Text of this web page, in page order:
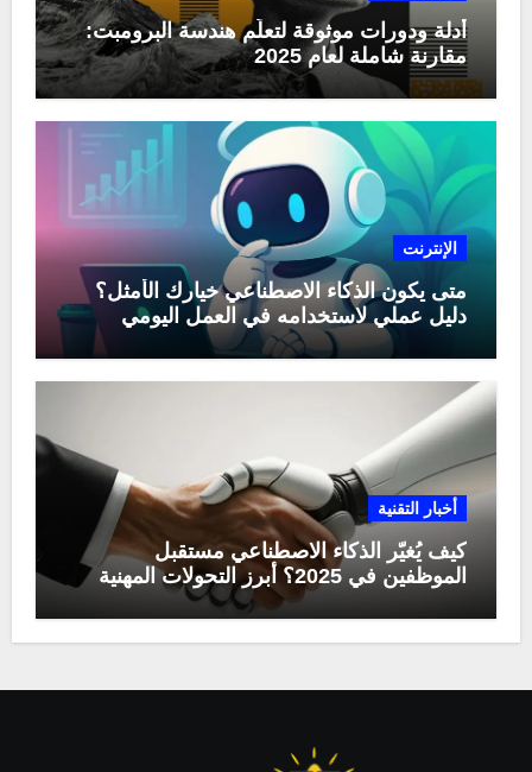
أدلة ودورات موثوقة لتعلّم هندسة البرومبت:
مقارنة شاملة لعام 2025
الإنترنت
متى يكون الذكاء الاصطناعي خيارك الأمثل؟
دليل عملي لاستخدامه في العمل اليومي
أخبار التقنية
كيف يُغيّر الذكاء الاصطناعي مستقبل
الموظفين في 2025؟ أبرز التحولات المهنية